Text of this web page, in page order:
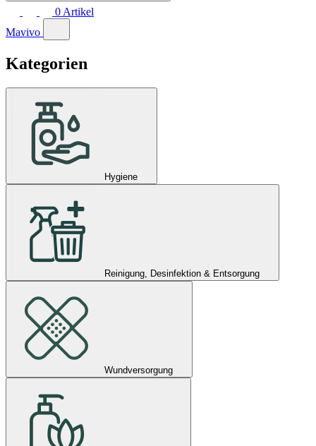
0 Artikel
Mavivo
Kategorien
Hygiene
Reinigung, Desinfektion & Entsorgung
Wundversorgung